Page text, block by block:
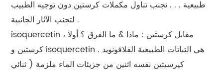
طبيعية . . . تجنب تناول مكملات كرستين دون توجيه الطبيب
لتجنب الآثار الجانبية .
isoquercetin مقابل كرستين : ماذا & ما الفرق ؟ أولا ،
كرستين و isoquercetin هي النباتات الطبيعية الفلافونويد .
كيرسيتين نفسه اثنين من جزيئات الماء ملزمة ( ثنائي